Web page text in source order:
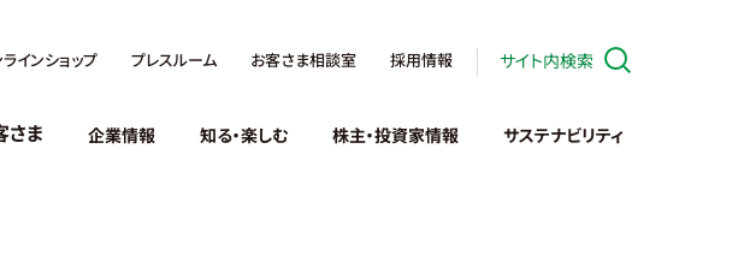
インショップ プレスルーム お客さま相談室 採用情報 サイト内検索
ま 企業情報 知る・楽しむ 株主・投資家情報 サステナビリティ